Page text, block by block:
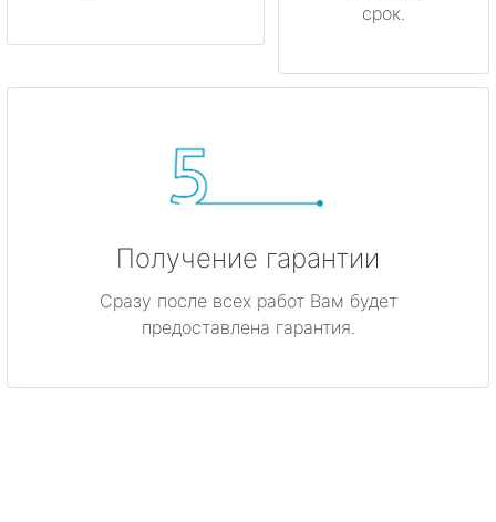
срок.
Получение гарантии
Сразу после всех работ Вам будет
предоставлена гарантия.